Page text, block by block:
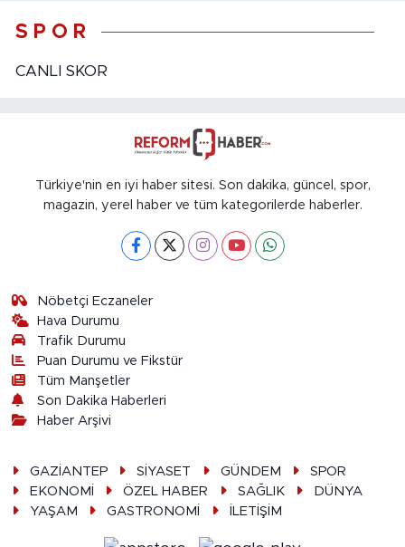
S P O R
CANLI SKOR
Türkiye'nin en iyi haber sitesi. Son dakika, güncel, spor,
magazin, yerel haber ve tüm kategorilerde haberler.
Nöbetçi Eczaneler
Hava Durumu
Trafik Durumu
Puan Durumu ve Fikstür
Tüm Manşetler
Son Dakika Haberleri
Haber Arşivi
GAZİANTEP SİYASET GÜNDEM
SPOR
EKONOMİ
ÖZEL HABER SAĞLIK
DÜNYA
YAŞAM
GASTRONOMİ İLETİŞİM